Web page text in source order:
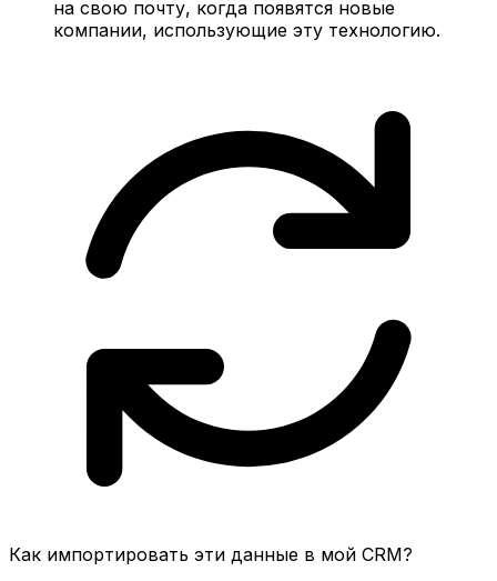
на свою почту, когда появятся новые
компании, использующие эту технологию.
Как импортировать эти данные в мой CRM?